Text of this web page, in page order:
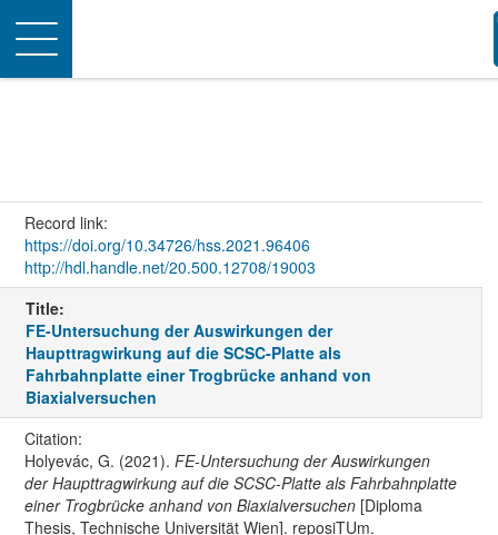
Toggle
navigation
Record link:
https://doi.org/10.34726/hss.2021.96406
http://hdl.handle.net/20.500.12708/19003
Title:
FE-Untersuchung der Auswirkungen der
Haupttragwirkung auf die SCSC-Platte als
Fahrbahnplatte einer Trogbrücke anhand von
Biaxialversuchen
Citation:
Holyevác, G. (2021). FE-Untersuchung der Auswirkungen
der Haupttragwirkung auf die SCSC-Platte als Fahrbahnplatte
einer Trogbrücke anhand von Biaxialversuchen[Diploma
Thesis, Technische Universität Wien]. reposiTUm.